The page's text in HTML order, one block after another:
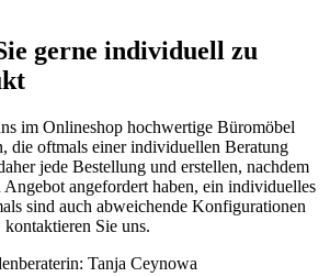
gerne individuell zu
im Onlineshop hochwertige Büromöbel
die oftmals einer individuellen Beratung
jede Bestellung und erstellen, nachdem
Angebot angefordert haben, ein individuelles
sind auch abweichende Konfigurationen
Sie uns.
Tanja Ceynowa